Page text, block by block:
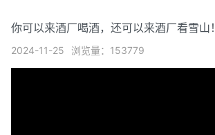
你可以来酒厂喝酒，还可以来酒厂看雪山！
2024-11-25 浏览量：153779